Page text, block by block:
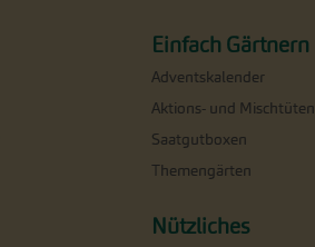
Einfach Gärtnern
Adventskalender
Aktions- und Mischtüten
Saatgutboxen
Themengärten
Nützliches